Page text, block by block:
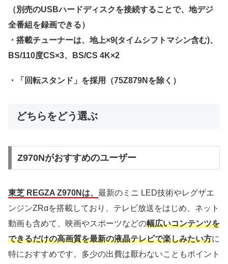
（別売のUSBハードディスクを接続することで、地デジ
全番組を録画できる）
・搭載チューナーは、地上×9(タイムシフトマシン含む)、
BS/110度CS×3、BS/CS 4K×2
・「回転スタンド」を採用（75Z879Nを除く）
どちらをどう選ぶ
Z970Nがおすすめのユーザー
東芝 REGZA Z970Nは、 最新のミニ LED技術やレグザエ
ンジンZRαを搭載しており、テレビ放送をはじめ、ネット
動画も含めて、映画やスポーツなどの幅広いコンテンツを
できるだけの高画質を最新の液晶テレビで楽しみたい方に
特におすすめです。多少の出費は厭わないこともポイント